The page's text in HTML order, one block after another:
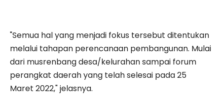
"Semua hal yang menjadi fokus tersebut ditentukan
melalui tahapan perencanaan pembangunan. Mulai
dari musrenbang desa/kelurahan sampai forum
perangkat daerah yang telah selesai pada 25
Maret 2022," jelasnya.